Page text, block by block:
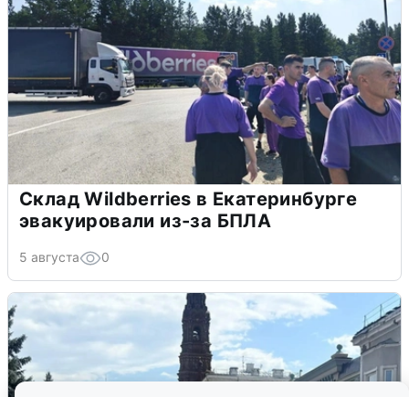
Склад Wildberries в Екатеринбурге
эвакуировали из-за БПЛА
5 августа 0